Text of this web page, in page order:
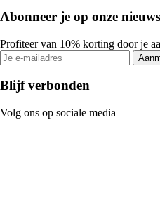
Abonneer je op onze
Profiteer van 10% korting door je
Blijf verbonden
Volg ons op sociale media